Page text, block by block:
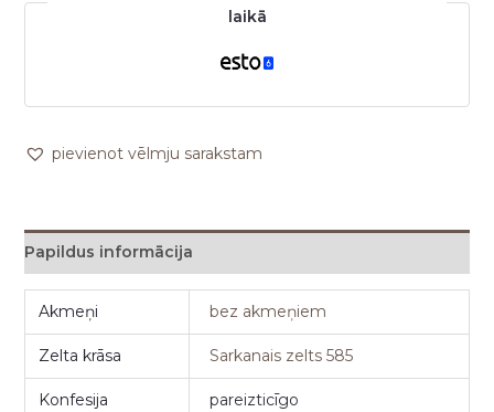
laikā
pievienot vēlmju sarakstam
Papildus informācija
Akmeņi bez akmeņiem
Zelta krāsa Sarkanais zelts 585
Konfesija pareizticīgo